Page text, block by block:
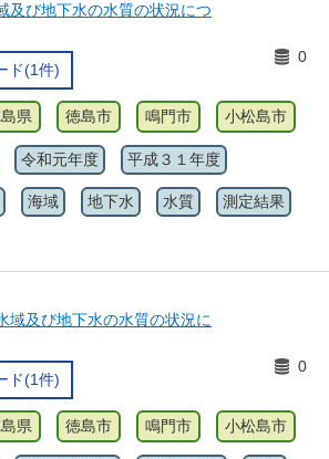
及び地下水の水質の状況につ
ド(1件)
0
県 徳島市 鳴門市 小松島市
令和元年度 平成３１年度
海域 地下水 水質 測定結果
域及び地下水の水質の状況に
ド(1件)
0
県 徳島市 鳴門市 小松島市